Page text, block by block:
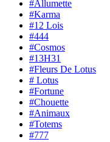
#Allumette
#Karma
#12 Lois
#444
#Cosmos
#13H31
#Fleurs De Lotus
# Lotus
#Fortune
#Chouette
#Animaux
#Totems
#777